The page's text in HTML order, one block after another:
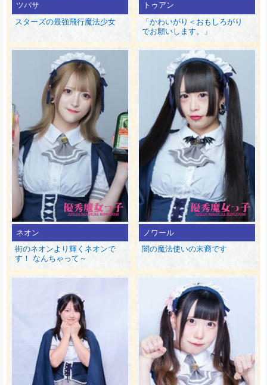
ツバサ
スターズの最強飛行魔法少女
トゥアン
「かわいがり＜おもしろがり
でお願いします。」
ネオン
街のネオンより輝くネオンで
す！ なんちゃって～
ノワール
闇の魔法使いの末裔です